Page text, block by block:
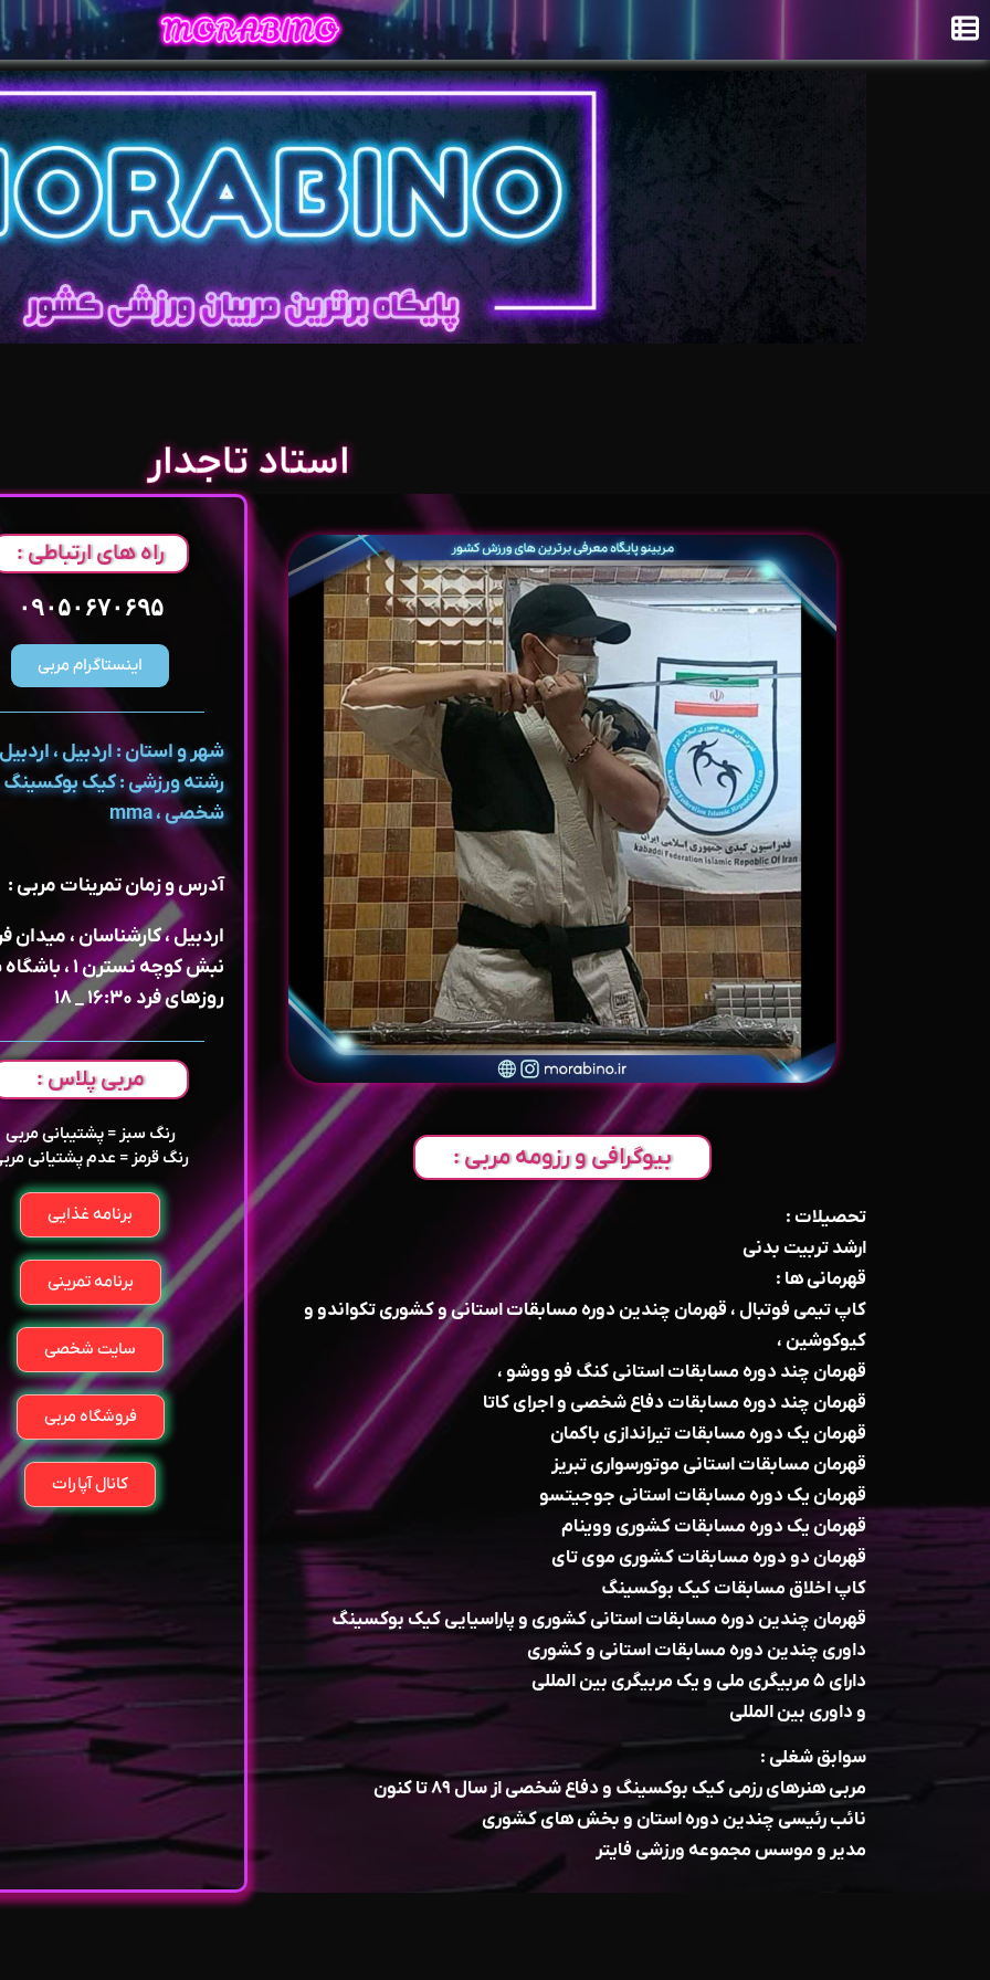
استاد تاجدار
بیوگرافی و رزومه مربی :
تحصیلات :
ارشد تربیت بدنی
قهرمانی ها :
کاپ تیمی فوتبال ، قهرمان چندین دوره مسابقات استانی و کشوری تکواندو و
کیوکوشین ،
قهرمان چند دوره مسابقات استانی کنگ فو ووشو ،
قهرمان چند دوره مسابقات دفاع شخصی و اجرای کاتا
قهرمان یک دوره مسابقات تیراندازی باکمان
قهرمان مسابقات استانی موتورسواری تبریز
قهرمان یک دوره مسابقات استانی جوجیتسو
قهرمان یک دوره مسابقات کشوری ووینام
قهرمان دو دوره مسابقات کشوری موی تای
کاپ اخلاق مسابقات کیک بوکسینگ
قهرمان چندین دوره مسابقات استانی کشوری و پاراسیایی کیک بوکسینگ
داوری چندین دوره مسابقات استانی و کشوری
دارای ۵ مربیگری ملی و یک مربیگری بین المللی
و داوری بین المللی
سوابق شغلی :
مربی هنرهای رزمی کیک بوکسینگ و دفاع شخصی از سال ۸۹ تا کنون
نائب رئیسی چندین دوره استان و بخش های کشوری
مدیر و موسس مجموعه ورزشی فایتر
راه های ارتباطی :
۰۹۰۵۰۶۷۰۶۹۵
اینستاگرام مربی
شهر و استان : اردبیل ، اردبیل
رشته ورزشی : کیک بوکسینگ
شخصی ، mma
آدرس و زمان تمرینات مربی :
اردبیل ، کارشناسان ، میدان
نبش کوچه نسترن ۱ ، باشگاه سالمی
روزهای فرد ۱۶:۳۰ _ ۱۸
مربی پلاس :
رنگ سبز = پشتیبانی مربی
رنگ قرمز = عدم پشتیانی
برنامه غذایی
برنامه تمرینی
سایت شخصی
فروشگاه مربی
کانال آپارات